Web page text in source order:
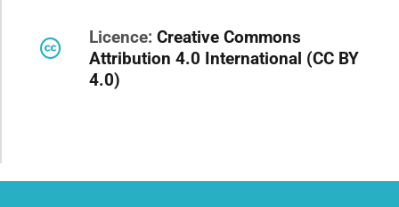
Licence: Creative Commons
Attribution 4.0 International (CC BY
4.0)